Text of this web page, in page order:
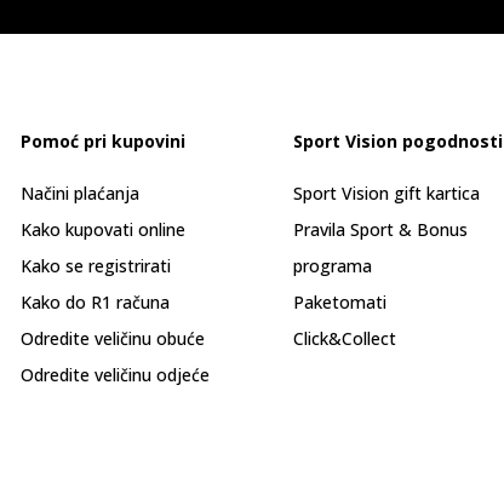
Pomoć pri kupovini
Načini plaćanja
Kako kupovati online
Kako se registrirati
Kako do R1 računa
Odredite veličinu obuće
Odredite veličinu odjeće
Sport Vision pogodnosti
Sport Vision gift kartica
Pravila Sport & Bonus
programa
Paketomati
Click&Collect